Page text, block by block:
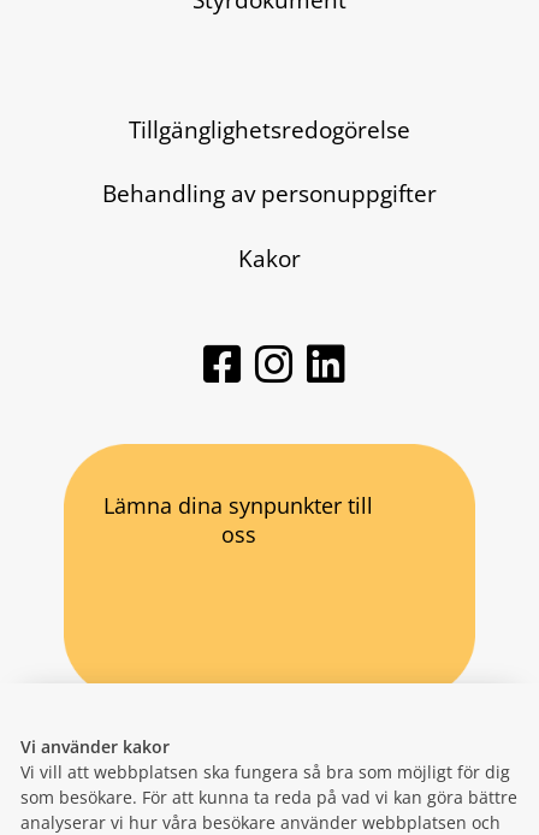
Vi använder kakor
Vi vill att webbplatsen ska fungera så bra som möjligt för dig
som besökare. För att kunna ta reda på vad vi kan göra bättre
analyserar vi hur våra besökare använder webbplatsen och
Tillgänglighetsredogörelse
Behandling av personuppgifter
Kakor
Lämna dina synpunkter till
oss